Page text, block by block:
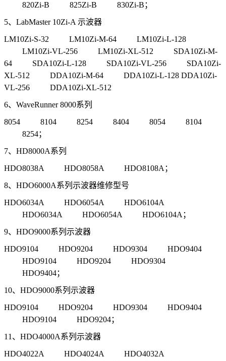
820Zi-B 825Zi-B 830Zi-B；
5、LabMaster 10Zi-A 示波器
LM10Zi-S-32 LM10Zi-M-64 LM10Zi-L-128
LM10Zi-VL-256 LM10Zi-XL-512 SDA10Zi-M-
64 SDA10Zi-L-128 SDA10Zi-VL-256 SDA10Zi-
XL-512 DDA10Zi-M-64 DDA10Zi-L-128 DDA10Zi-
VL-256 DDA10Zi-XL-512
6、WaveRunner 8000系列
8054 8104 8254 8404 8054 8104
8254；
7、HD8000A系列
HDO8038A HDO8058A HDO8108A；
8、HDO6000A系列示波器维修型号
HDO6034A HDO6054A HDO6104A
HDO6034A HDO6054A HDO6104A；
9、HDO9000系列示波器
HDO9104 HDO9204 HDO9304 HDO9404
HDO9104 HDO9204 HDO9304
HDO9404；
10、HDO9000系列示波器
HDO9104 HDO9204 HDO9304 HDO9404
HDO9104 HDO9204；
11、HDO4000A系列示波器
HDO4022A HDO4024A HDO4032A